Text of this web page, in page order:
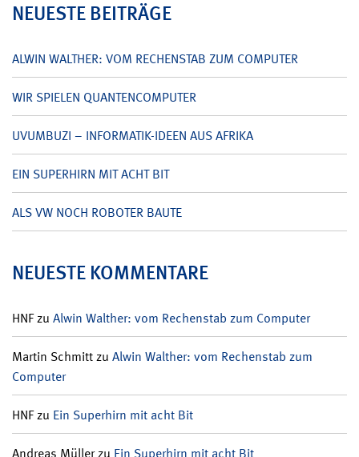
NEUESTE BEITRÄGE
ALWIN WALTHER: VOM RECHENSTAB ZUM COMPUTER
WIR SPIELEN QUANTENCOMPUTER
UVUMBUZI – INFORMATIK-IDEEN AUS AFRIKA
EIN SUPERHIRN MIT ACHT BIT
ALS VW NOCH ROBOTER BAUTE
NEUESTE KOMMENTARE
HNFzu Alwin Walther: vom Rechenstab zum Computer
Martin Schmittzu Alwin Walther: vom Rechenstab zum
Computer
HNFzu Ein Superhirn mit acht Bit